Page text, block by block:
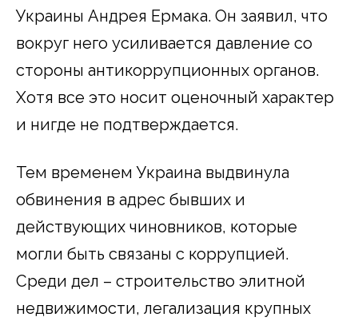
Украины Андрея Ермака. Он заявил, что
вокруг него усиливается давление со
стороны антикоррупционных органов.
Хотя все это носит оценочный характер
и нигде не подтверждается.
Тем временем Украина выдвинула
обвинения в адрес бывших и
действующих чиновников, которые
могли быть связаны с коррупцией.
Среди дел – строительство элитной
недвижимости, легализация крупных